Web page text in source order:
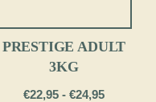
PRESTIGE ADULT
3KG
€22,95 - €24,95Fascia